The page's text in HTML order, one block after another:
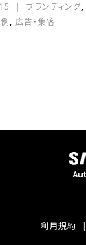
ブランディング,
, 広告・集客
利用規約